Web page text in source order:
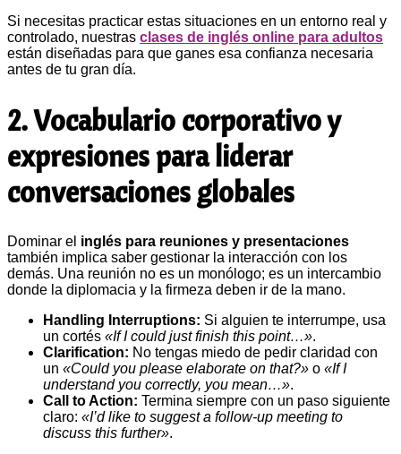
Si necesitas practicar estas situaciones en un entorno real y
controlado, nuestras clases de inglés online para adultos
están diseñadas para que ganes esa confianza necesaria
antes de tu gran día.
2. Vocabulario corporativo y
expresiones para liderar
conversaciones globales
Dominar el inglés para reuniones y presentaciones
también implica saber gestionar la interacción con los
demás. Una reunión no es un monólogo; es un intercambio
donde la diplomacia y la firmeza deben ir de la mano.
Handling Interruptions: Si alguien te interrumpe, usa
un cortés «If I could just finish this point…».
Clarification: No tengas miedo de pedir claridad con
un «Could you please elaborate on that?» o «If I
understand you correctly, you mean…».
Call to Action: Termina siempre con un paso siguiente
claro: «I’d like to suggest a follow-up meeting to
discuss this further».